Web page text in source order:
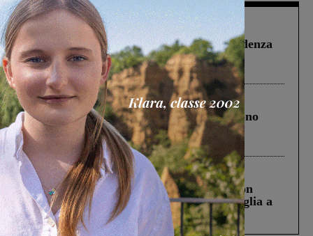
Figline Incisa Valdarno 1 Agosto 2026
Piscina di Figline finanziata oltre la scadenza
Pnrr, il gruppo di Fratelli d’Italia: “Un
ringraziamento al Governo”
Cronaca 4 Agosto 2026
Un anno fa la strage in A1 in cui morirono
Gianni, Giulia e Franco. Lo schianto, il
processo, lo stop ai sorpassi fra tir....
Cronaca 3 Agosto 2026
Scomparso da una struttura di Castiglion
Fiorentino l’uomo che aveva ucciso la figlia a
Levane nel 2020